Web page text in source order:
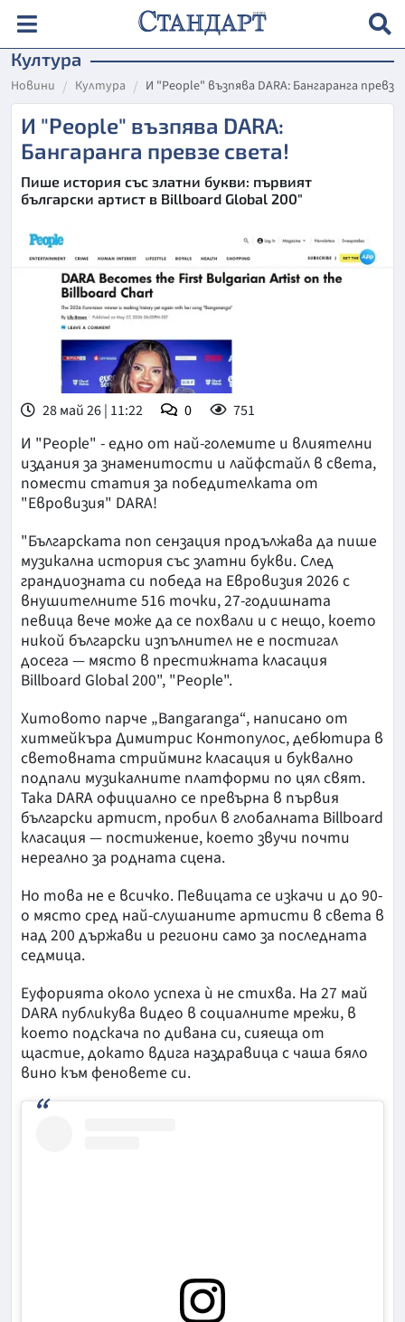
Култура
Новини Култура И "People" възпява DARA: Бангаранга
И "People" възпява DARA:
Бангаранга превзе света!
Пише история със златни букви: първият
български артист в Billboard Global 200"
28 май 26 | 11:22 0 751
И "People" - едно от най-големите и влиятелни
издания за знаменитости и лайфстайл в света,
помести статия за победителката от
"Евровизия" DARA!
"Българската поп сензация продължава да пише
музикална история със златни букви. След
грандиозната си победа на Евровизия 2026 с
внушителните 516 точки, 27-годишната
певица вече може да се похвали и с нещо, което
никой български изпълнител не е постигал
досега — място в престижната класация
Billboard Global 200", "People".
Хитовото парче „Bangaranga“, написано от
хитмейкъра Димитрис Контопулос, дебютира в
световната стрийминг класация и буквално
подпали музикалните платформи по цял свят.
Така DARA официално се превърна в първия
български артист, пробил в глобалната Billboard
класация — постижение, което звучи почти
нереално за родната сцена.
Но това не е всичко. Певицата се изкачи и до 90-
о място сред най-слушаните артисти в света в
над 200 държави и региони само за последната
седмица.
Еуфорията около успеха ѝ не стихва. На 27 май
DARA публикува видео в социалните мрежи, в
което подскача по дивана си, сияеща от
щастие, докато вдига наздравица с чаша бяло
вино към феновете си.